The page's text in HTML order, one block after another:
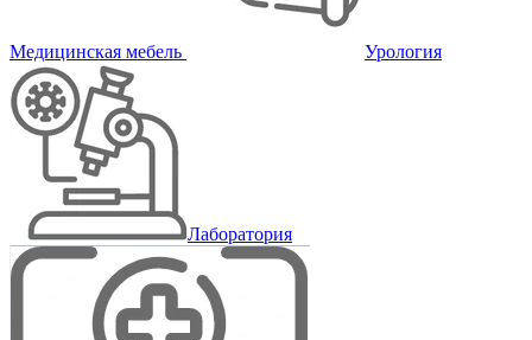
Медицинская мебель Урология
Лаборатория